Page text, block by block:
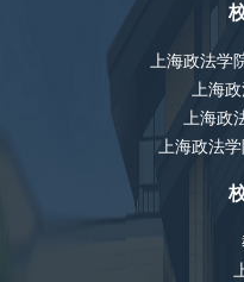
上海政法学
上海
上海政
上海政法